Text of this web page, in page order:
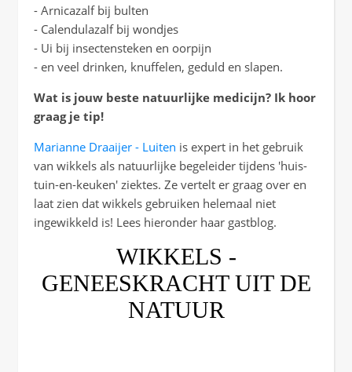
- Arnicazalf bij bulten
- Calendulazalf bij wondjes
- Ui bij insectensteken en oorpijn
- en veel drinken, knuffelen, geduld en slapen.
Wat is jouw beste natuurlijke medicijn? Ik hoor
graag je tip!
Marianne Draaijer - Luiten is expert in het gebruik
van wikkels als natuurlijke begeleider tijdens 'huis-
tuin-en-keuken' ziektes. Ze vertelt er graag over en
laat zien dat wikkels gebruiken helemaal niet
ingewikkeld is! Lees hieronder haar gastblog.
WIKKELS -
GENEESKRACHT UIT DE
NATUUR